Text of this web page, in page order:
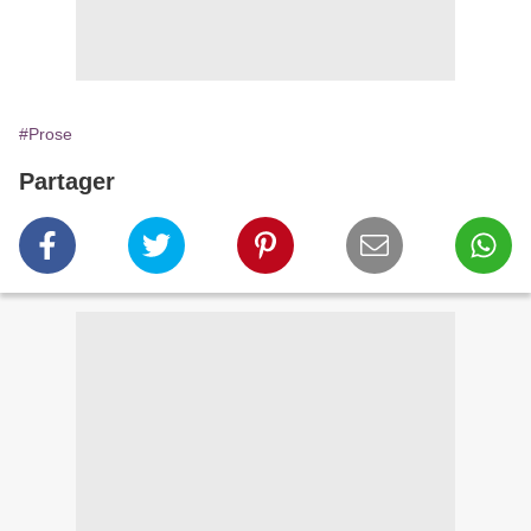
#Prose
Partager